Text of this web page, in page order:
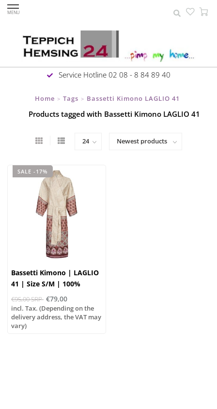
MENU
Service Hotline 02 08 - 8 84 89 40
Home > Tags > Bassetti Kimono LAGLIO 41
Products tagged with Bassetti Kimono LAGLIO 41
SALE -17%
Bassetti Kimono | LAGLIO
41 | Size S/M | 100%
Cotton
€95,00 SRP €79,00
incl. Tax. (Depending on the
delivery address, the VAT may
vary)